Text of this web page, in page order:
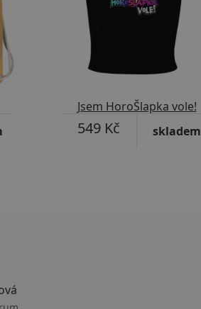
Jsem HoroŠlapka vole!
549 Kč skladem